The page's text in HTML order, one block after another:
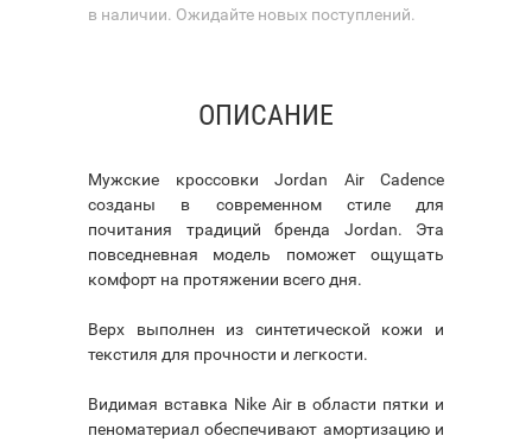
в наличии. Ожидайте новых поступлений.
ОПИСАНИЕ
Мужские кроссовки Jordan Air Cadence
созданы в современном стиле для
почитания традиций бренда Jordan. Эта
повседневная модель поможет ощущать
комфорт на протяжении всего дня.
Верх выполнен из синтетической кожи и
текстиля для прочности и легкости.
Видимая вставка Nike Air в области пятки и
пеноматериал обеспечивают амортизацию и